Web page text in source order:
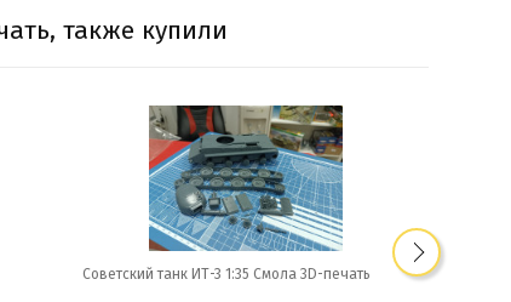
также купили
Советский танк ИТ-3 1:35 Смола 3D-печать